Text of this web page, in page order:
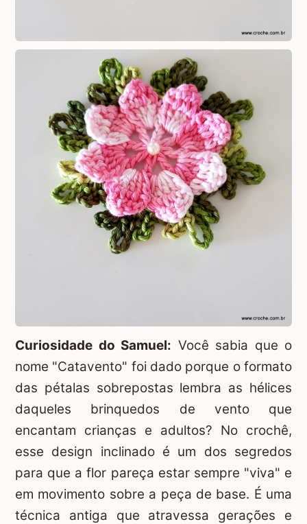
Curiosidade do Samuel: Você sabia que o
nome "Catavento" foi dado porque o formato
das pétalas sobrepostas lembra as hélices
daqueles brinquedos de vento que
encantam crianças e adultos? No crochê,
esse design inclinado é um dos segredos
para que a flor pareça estar sempre "viva" e
em movimento sobre a peça de base. É uma
técnica antiga que atravessa gerações e